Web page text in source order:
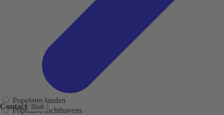
Contact Sluit
Populaire landen
Populaire luchthavens